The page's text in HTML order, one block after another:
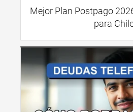
Mejor Plan Postpago
para